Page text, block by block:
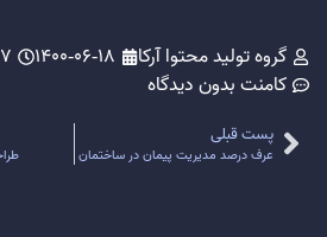
گروه تولید محتوا آرکا 1400-06-18
کامنتبدون دیدگاه
پست قبلی
عرف درصد مدیریت پیمان در ساختمان